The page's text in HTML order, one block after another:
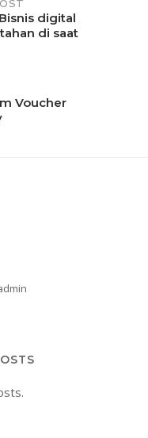
digital
di saat
Voucher